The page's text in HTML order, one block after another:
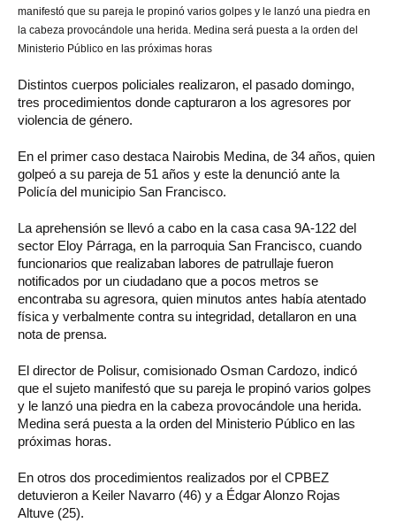
manifestó que su pareja le propinó varios golpes y le lanzó una piedra en
la cabeza provocándole una herida. Medina será puesta a la orden del
Ministerio Público en las próximas horas
Distintos cuerpos policiales realizaron, el pasado domingo,
tres procedimientos donde capturaron a los agresores por
violencia de género.
En el primer caso destaca Nairobis Medina, de 34 años, quien
golpeó a su pareja de 51 años y este la denunció ante la
Policía del municipio San Francisco.
La aprehensión se llevó a cabo en la casa casa 9A-122 del
sector Eloy Párraga, en la parroquia San Francisco, cuando
funcionarios que realizaban labores de patrullaje fueron
notificados por un ciudadano que a pocos metros se
encontraba su agresora, quien minutos antes había atentado
física y verbalmente contra su integridad, detallaron en una
nota de prensa.
El director de Polisur, comisionado Osman Cardozo, indicó
que el sujeto manifestó que su pareja le propinó varios golpes
y le lanzó una piedra en la cabeza provocándole una herida.
Medina será puesta a la orden del Ministerio Público en las
próximas horas.
En otros dos procedimientos realizados por el CPBEZ
detuvieron a Keiler Navarro (46) y a Édgar Alonzo Rojas
Altuve (25).